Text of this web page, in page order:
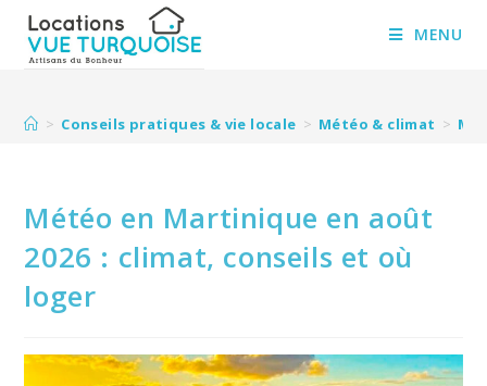
content
MENU
> Conseils pratiques & vie locale > Météo & climat >
Météo en Martinique en août
2026 : climat, conseils et où
loger